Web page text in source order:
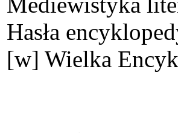
Hasła
[w] Wielka